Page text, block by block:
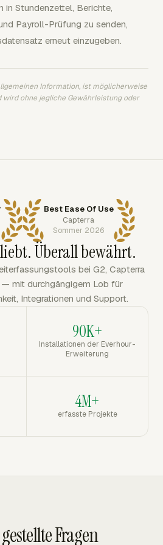
in Stundenzettel, Berichte,
Payroll-Prüfung zu senden,
erneut einzugeben.
Information, ist möglicherweise
ohne jegliche Gewährleistung oder
Best Ease Of Use
Capterra
Sommer 2026
Überall bewährt.
bei G2, Capterra
mit durchgängigem Lob für
Integrationen und Support.
90K+
Installationen der Everhour-
Erweiterung
4M+
erfasste Projekte
Fragen